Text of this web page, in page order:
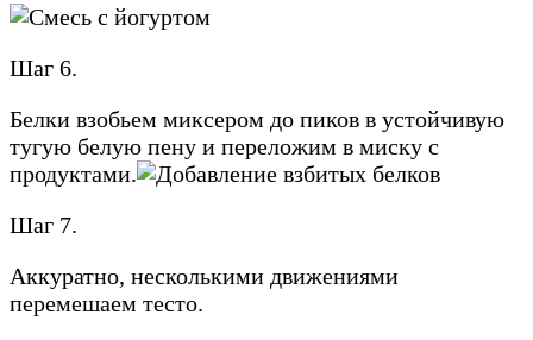
Шаг 6.
Белки взобьем миксером до пиков в устойчивую
тугую белую пену и переложим в миску с
продуктами.
Шаг 7.
Аккуратно, несколькими движениями
перемешаем тесто.